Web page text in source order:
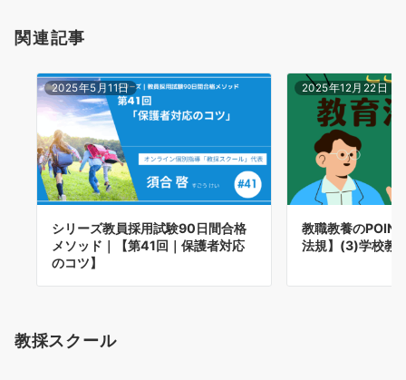
関連記事
2025年5月11日
シリーズ教員採用試験90日間合格
メソッド｜【第41回｜保護者対応
のコツ】
2025年12月22日
教職教養の
法規】(3)学校教
教採スクール